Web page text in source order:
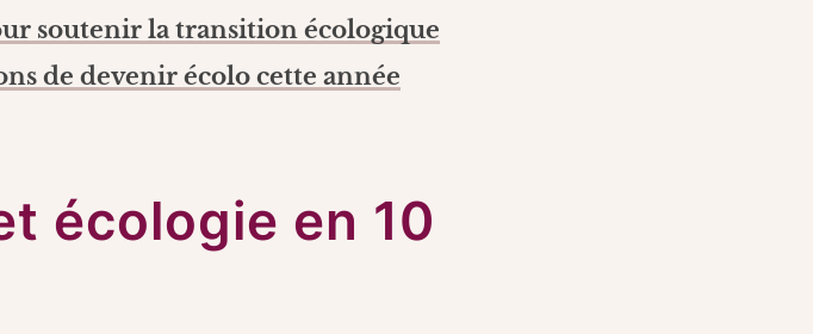
soutenir la transition écologique
de devenir écolo cette année
écologie en 10